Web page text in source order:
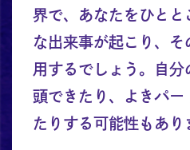
界で、あなたをひとと
な出来事が起こり、
用するでしょう。自
頭できたり、よきパー
たりする可能性もあり